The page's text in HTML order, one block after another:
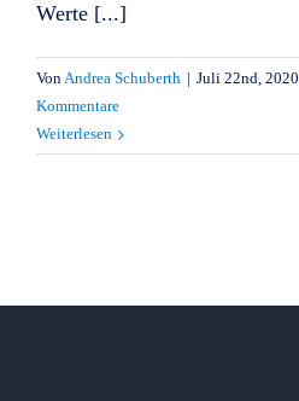
Werte [...]
VonAndrea Schuberth | Juli 22nd, 2020
Kommentare
Weiterlesen